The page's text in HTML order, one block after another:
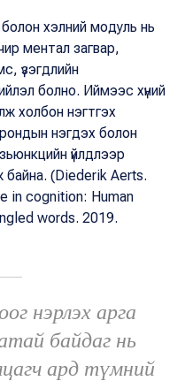
хэлний модуль нь
ментал загвар,
үзэгдлийн
болно. Иймээс хүний
холбон нэгтгэх
нэгдэх болон
үйлдлээр
байна. (Diederik Aerts.
in cognition: Human
words. 2019.
нэрлэх арга
байдаг нь
ард түмний